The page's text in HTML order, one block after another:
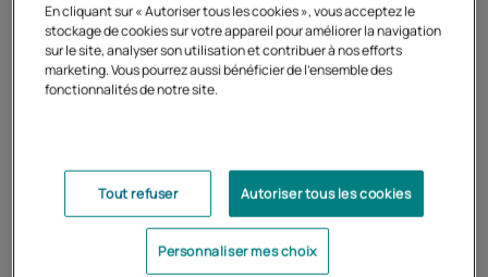
En cliquant sur « Autoriser tous les cookies », vous acceptez le
stockage de cookies sur votre appareil pour améliorer la navigation
sur le site, analyser son utilisation et contribuer à nos efforts
marketing. Vous pourrez aussi bénéficier de l'ensemble des
fonctionnalités de notre site.
Tout refuser Autoriser tous les cookies
Personnaliser mes choix